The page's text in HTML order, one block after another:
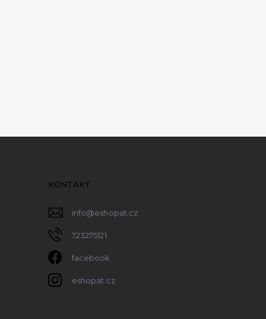
KONTAKT
info@eshopat.cz
723275121
facebook
eshopat.cz